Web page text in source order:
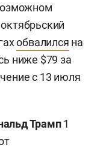
обвалился на
ниже $79 за
с 13 июля
Трамп1